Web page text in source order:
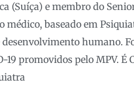
(Suíça) e membro do
médico, baseado em
humano.
19 promovidos pelo MPV.